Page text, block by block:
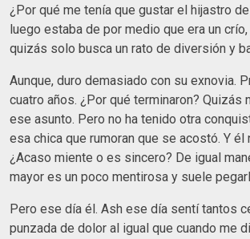
¿Por qué me tenía que gustar el hijastro
luego estaba de por medio que era un
quizás solo busca un rato de diversión y
Aunque, duro demasiado con su exnovia.
cuatro años. ¿Por qué terminaron? Quizás
ese asunto. Pero no ha tenido otra
esa chica que rumoran que se acostó. Y él
¿Acaso miente o es sincero? De igual
mayor es un poco mentirosa y suele
Pero ese día él. Ash ese día sentí tantos
punzada de dolor al igual que cuando me